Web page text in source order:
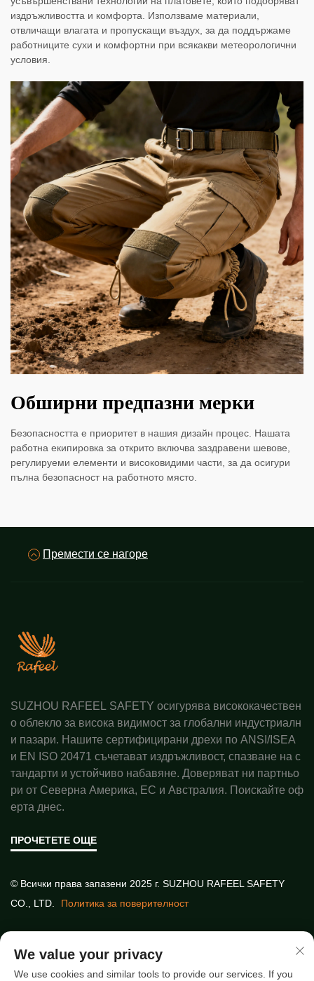
издръжливостта и комфорта. Използваме материали,
отвличащи влагата и пропускащи въздух, за да поддържаме
работниците сухи и комфортни при всякакви метеорологични
условия.
Обширни предпазни мерки
Безопасността е приоритет в нашия дизайн процес. Нашата
работна екипировка за открито включва заздравени шевове,
регулируеми елементи и високовидими части, за да осигури
пълна безопасност на работното място.
Премести се нагоре
SUZHOU RAFEEL SAFETY осигурява висококачествен
о облекло за висока видимост за глобални индустриалн
и пазари. Нашите сертифицирани дрехи по ANSI/ISEA
и EN ISO 20471 съчетават издръжливост, спазване на с
тандарти и устойчиво набавяне. Доверяват ни партньо
ри от Северна Америка, ЕС и Австралия. Поискайте оф
ерта днес.
ПРОЧЕТЕТЕ ОЩЕ
© Всички права запазени 2025 г. SUZHOU RAFEEL SAFETY
CO., LTD.
Политика за поверителност
We value your privacy
We use cookies and similar tools to provide our services. If you